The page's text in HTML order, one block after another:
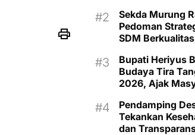
Sekda Murung
Pedoman
SDM
Bupati Heriyus
Budaya Tira
2026, Ajak
Pendamping
Tekankan
dan